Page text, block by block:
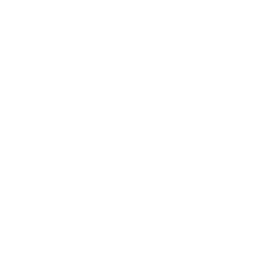
Bešeňová
a službám
aqupark Tatralandia - 11 km, termály Bešeňová - 20 km
vinotéka, miestnosť vyhradená pre fajčiarov, spoločenská
/ wi-fi pripojenie k internetu, Playstation*, úschovňa lyží a
služby hotelovej práčovne*